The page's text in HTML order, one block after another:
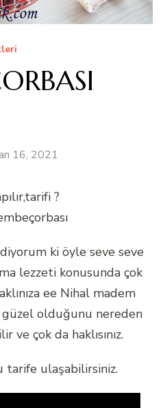
16, 2021
?
ki öyle seve seve
lezzeti konusunda çok
ee Nihal madem
güzel olduğunu nereden
çok da haklısınız.
tarife ulaşabilirsiniz.